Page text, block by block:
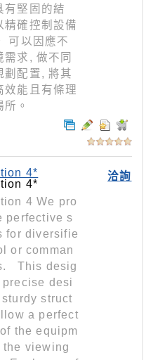
有堅固的結
精確控制設備
可以因應不
需求, 做不同
劃配置, 將其
效能且有條理
。
洽詢
4*
4*
4 We pro
perfective s
for diversifie
or comman
This desig
precise desi
struct
a perfect
the equipm
the viewing